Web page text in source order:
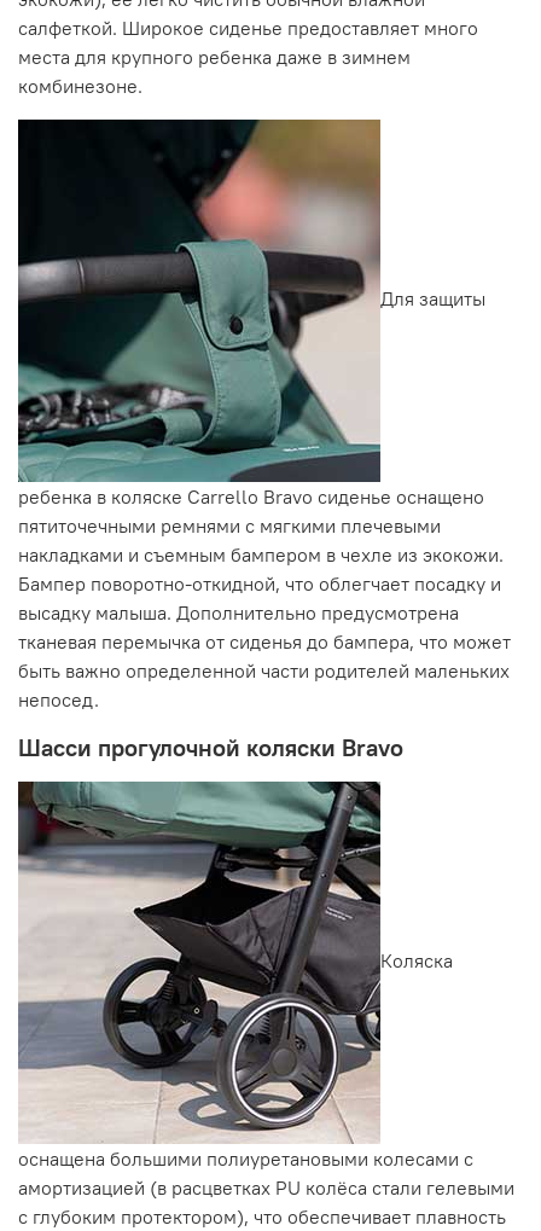
салфеткой. Широкое сиденье предоставляет много
места для крупного ребенка даже в зимнем
комбинезоне.
Для защиты
ребенка в коляске Carrello Bravo сиденье оснащено
пятиточечными ремнями с мягкими плечевыми
накладками и съемным бампером в чехле из экокожи.
Бампер поворотно-откидной, что облегчает посадку и
высадку малыша. Дополнительно предусмотрена
тканевая перемычка от сиденья до бампера, что может
быть важно определенной части родителей маленьких
непосед.
Шасси прогулочной коляски Bravo
Коляска
оснащена большими полиуретановыми колесами с
амортизацией (в расцветках PU колёса стали гелевыми
с глубоким протектором), что обеспечивает плавность